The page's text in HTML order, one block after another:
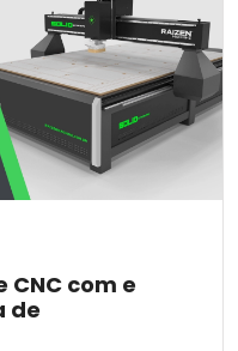
com e
de